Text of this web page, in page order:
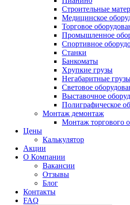
Строительные
Медицинское
Торговое
Промышленное
Спортивное
Станки
Банкоматы
Хрупкие грузы
Негабаритные
Световое
Выставочное
Полиграфическое
Монтаж демонтаж
Монтаж торгового
Цены
Калькулятор
Акции
О Компании
Вакансии
Отзывы
Блог
Контакты
FAQ